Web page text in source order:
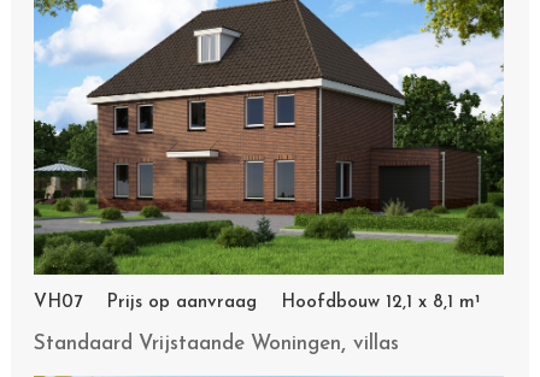
VH07 Prijs op aanvraag Hoofdbouw 12,1 x 8,1 m¹
Standaard Vrijstaande Woningen,villas